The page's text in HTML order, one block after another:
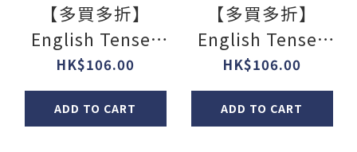
【多買多折】
English Tenses
Practice & Quiz
1000 1B
HK$106.00
ADD TO CART
【多買多折】
English Tenses
Practice & Quiz
1000 1A
HK$106.00
ADD TO CART